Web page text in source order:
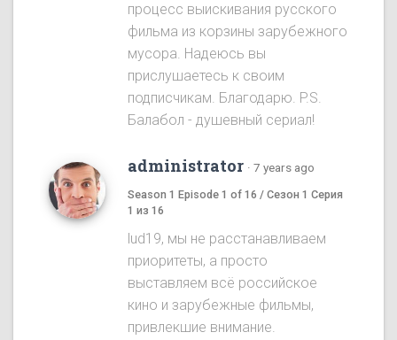
процесс выискивания русского
фильма из корзины зарубежного
мусора. Надеюсь вы
прислушаетесь к своим
подписчикам. Благодарю. P.S.
Балабол - душевный сериал!
administrator · 7 years ago
Season 1 Episode 1 of 16 / Сезон 1 Серия
1 из 16
lud19, мы не расстанавливаем
приоритеты, а просто
выставляем всё российское
кино и зарубежные фильмы,
привлекшие внимание.